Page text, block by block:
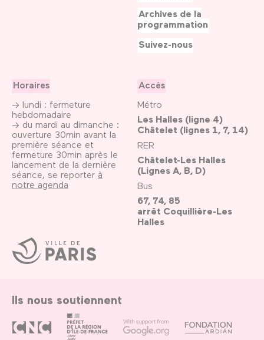
Ville
de
Paris
Horaires
→ lundi : fermeture
hebdomadaire
→ du mardi au dimanche :
ouverture 30min avant la
première séance et
fermeture 30min après le
lancement de la dernière
séance, se reporter à
notre agenda
Accès
Métro
Les Halles (ligne 4)
Châtelet (lignes 1, 7, 14)
RER
Châtelet-Les Halles
(Lignes A, B, D)
Bus
67, 74, 85
arrêt Coquillière-Les
Halles
Archives de la
programmation
Suivez-nous
Ils nous soutiennent